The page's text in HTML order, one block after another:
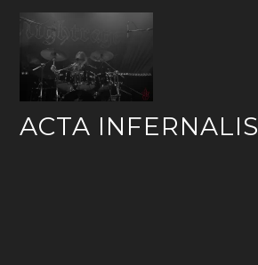
content
ACTA INFERNALIS